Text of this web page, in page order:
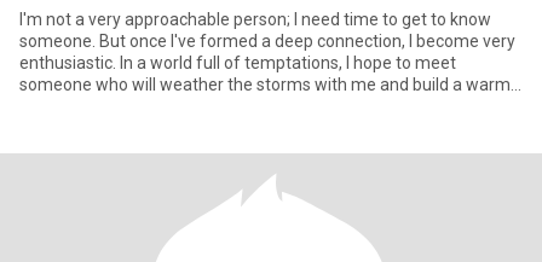
I'm not a very approachable person; I need time to get to know
someone. But once I've formed a deep connection, I become very
enthusiastic. In a world full of temptations, I hope to meet
someone who will weather the storms with me and build a warm